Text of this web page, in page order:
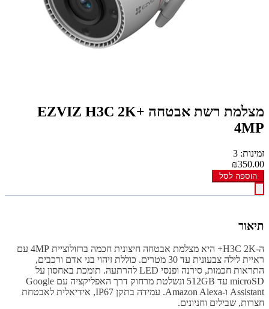
מצלמת רשת אבטחה EZVIZ H3C 2K+
4MP
זמינות: 3
₪350.00
הוספה לסל
תיאור
ה-H3C 2K+ היא מצלמת אבטחה חיצונית חכמה ברזולוציית 4MP עם
ראיית לילה צבעונית עד 30 מטרים. כוללת זיהוי בני אדם ורכבים,
התראות חכמות, סירנה ופנסי LED להרתעה. תומכת באחסון על
microSD עד 512GB ונשלטת מרחוק דרך האפליקציה עם Google
Assistant ו-Amazon Alexa. עמידה בתקן IP67, אידיאלית לאבטחת
חצרות, שבילים וחניונים.